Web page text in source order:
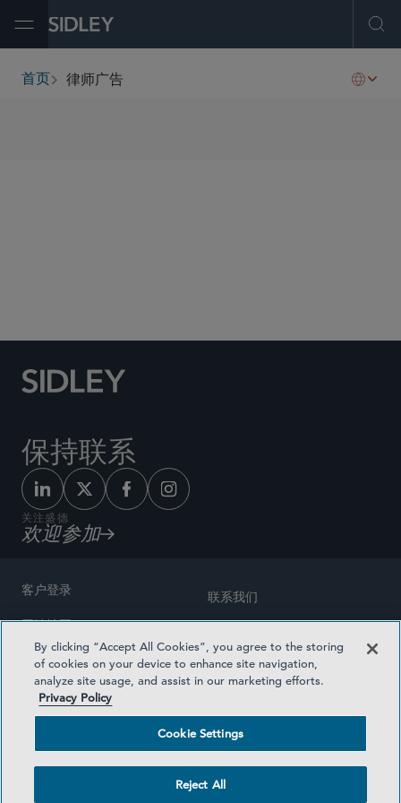
breadcrumbs
首页 律师广告
保持联系
关注盛德
欢迎参加
客户登录
网站地图
律师广告
隐私政策
社交媒体目录
联系我们
医疗计划透明度
Cookie Settings
By clicking “Accept All Cookies”, you agree to the storing
of cookies on your device to enhance site navigation,
analyze site usage, and assist in our marketing efforts.
Privacy Policy
Cookie Settings
Reject All